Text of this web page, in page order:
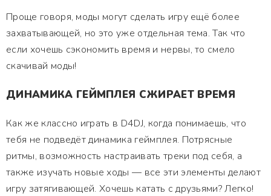
Проще говоря, моды могут сделать игру ещё более
захватывающей, но это уже отдельная тема. Так что
если хочешь сэкономить время и нервы, то смело
скачивай моды!
ДИНАМИКА ГЕЙМПЛЕЯ СЖИРАЕТ ВРЕМЯ
Как же классно играть в D4DJ, когда понимаешь, что
тебя не подведёт динамика геймплея. Потрясные
ритмы, возможность настраивать треки под себя, а
также изучать новые ходы — все эти элементы делают
игру затягивающей. Хочешь катать с друзьями? Легко!